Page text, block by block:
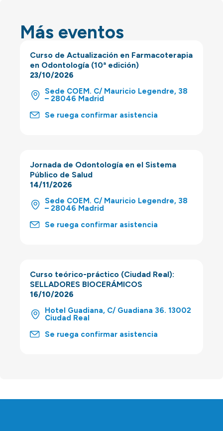
Más eventos
Curso de Actualización en Farmacoterapia
en Odontología (10ª edición)
23/10/2026
Sede COEM. C/ Mauricio Legendre, 38
– 28046 Madrid
Se ruega confirmar asistencia
Jornada de Odontología en el Sistema
Público de Salud
14/11/2026
Sede COEM. C/ Mauricio Legendre, 38
– 28046 Madrid
Se ruega confirmar asistencia
Curso teórico-práctico (Ciudad Real):
SELLADORES BIOCERÁMICOS
16/10/2026
Hotel Guadiana, C/ Guadiana 36. 13002
Ciudad Real
Se ruega confirmar asistencia